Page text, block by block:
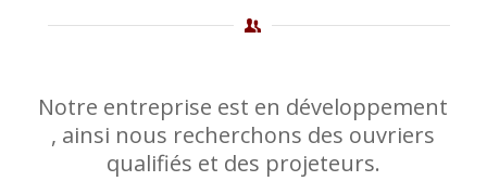
Notre entreprise est en développement
, ainsi nous recherchons des ouvriers
qualifiés et des projeteurs.